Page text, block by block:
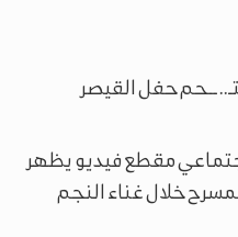
ــحم حفل القيصر
مقطع فيديو يظهر
خلال غناء النجم